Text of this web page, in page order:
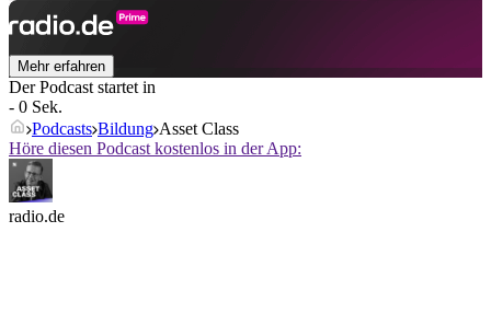
Mehr erfahren
Der Podcast startet in
- 0 Sek.
Podcasts Bildung Asset Class
Höre diesen Podcast kostenlos in der App:
radio.de